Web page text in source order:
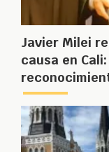
Javier Milei
causa en